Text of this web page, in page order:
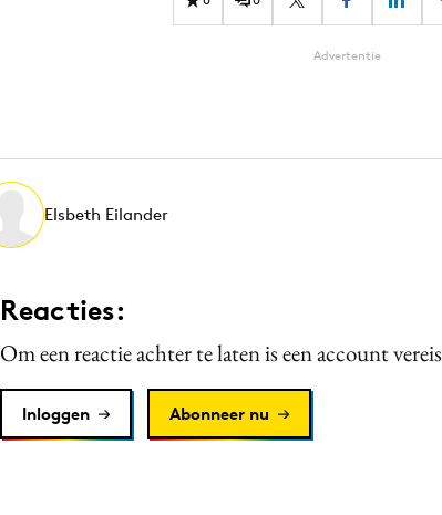
Advertentie
Elsbeth Eilander
Reacties:
Om een reactie achter te laten is een account
Inloggen Abonneer nu